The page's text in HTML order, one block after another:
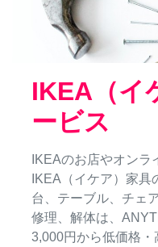
IKEA（イ
ービス
IKEAのお店やオンラ
IKEA（イケア）家
台、テーブル、チェ
修理、解体は、
3,000円から低価格・